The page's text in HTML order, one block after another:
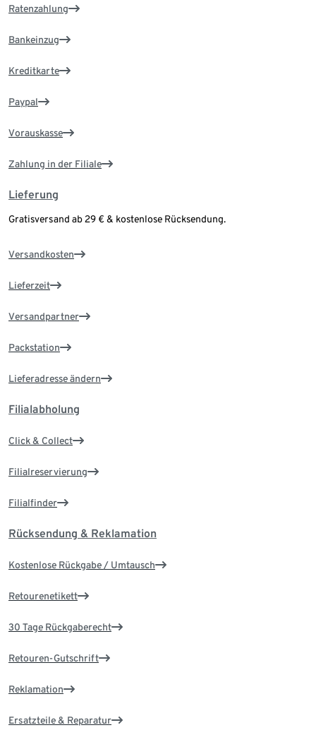
Ratenzahlung
Bankeinzug
Kreditkarte
Paypal
Vorauskasse
Zahlung in der Filiale
Lieferung
Gratisversand ab 29 € & kostenlose Rücksendung.
Versandkosten
Lieferzeit
Versandpartner
Packstation
Lieferadresse ändern
Filialabholung
Click & Collect
Filialreservierung
Filialfinder
Rücksendung & Reklamation
Kostenlose Rückgabe / Umtausch
Retourenetikett
30 Tage Rückgaberecht
Retouren-Gutschrift
Reklamation
Ersatzteile & Reparatur